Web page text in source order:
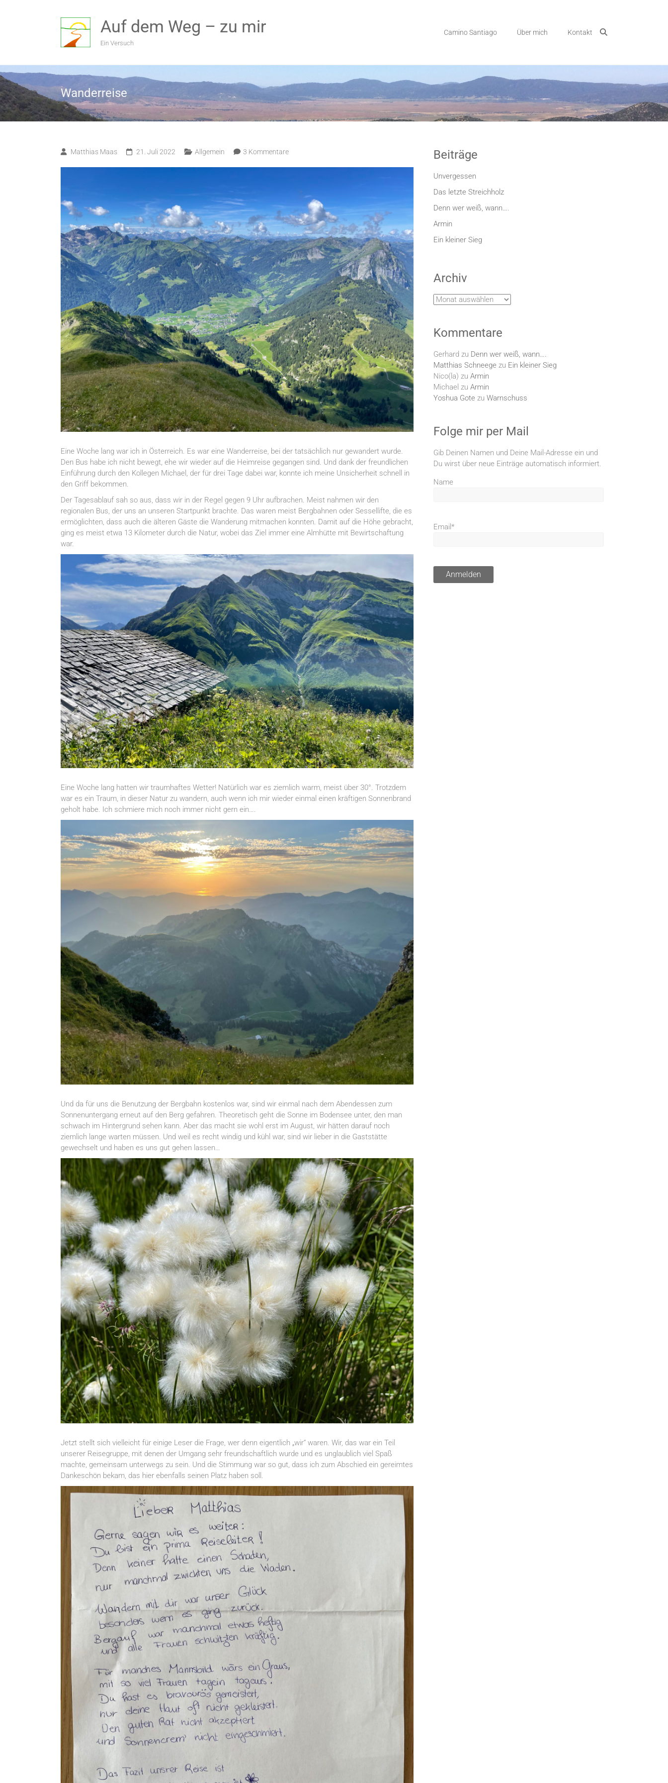
Auf dem Weg – zu mir
Ein Versuch
Camino Santiago Über mich Kontakt
Wanderreise
Matthias Maas 21. Juli 2022 Allgemein 3 Kommentare
Eine Woche lang war ich in Österreich. Es war eine Wanderreise, bei der tatsächlich nur gewandert wurde.
Den Bus habe ich nicht bewegt, ehe wir wieder auf die Heimreise gegangen sind. Und dank der freundlichen
Einführung durch den Kollegen Michael, der für drei Tage dabei war, konnte ich meine Unsicherheit schnell in
den Griff bekommen.
Der Tagesablauf sah so aus, dass wir in der Regel gegen 9 Uhr aufbrachen. Meist nahmen wir den
regionalen Bus, der uns an unseren Startpunkt brachte. Das waren meist Bergbahnen oder Sessellifte, die es
ermöglichten, dass auch die älteren Gäste die Wanderung mitmachen konnten. Damit auf die Höhe gebracht,
ging es meist etwa 13 Kilometer durch die Natur, wobei das Ziel immer eine Almhütte mit Bewirtschaftung
war.
Eine Woche lang hatten wir traumhaftes Wetter! Natürlich war es ziemlich warm, meist über 30°. Trotzdem
war es ein Traum, in dieser Natur zu wandern, auch wenn ich mir wieder einmal einen kräftigen Sonnenbrand
geholt habe. Ich schmiere mich noch immer nicht gern ein….
Und da für uns die Benutzung der Bergbahn kostenlos war, sind wir einmal nach dem Abendessen zum
Sonnenuntergang erneut auf den Berg gefahren. Theoretisch geht die Sonne im Bodensee unter, den man
schwach im Hintergrund sehen kann. Aber das macht sie wohl erst im August, wir hätten darauf noch
ziemlich lange warten müssen. Und weil es recht windig und kühl war, sind wir lieber in die Gaststätte
gewechselt und haben es uns gut gehen lassen…
Jetzt stellt sich vielleicht für einige Leser die Frage, wer denn eigentlich „wir“ waren. Wir, das war ein Teil
unserer Reisegruppe, mit denen der Umgang sehr freundschaftlich wurde und es unglaublich viel Spaß
machte, gemeinsam unterwegs zu sein. Und die Stimmung war so gut, dass ich zum Abschied ein gereimtes
Dankeschön bekam, das hier ebenfalls seinen Platz haben soll.
Beiträge
Unvergessen
Das letzte Streichholz
Denn wer weiß, wann….
Armin
Ein kleiner Sieg
Archiv
Archiv
Kommentare
Gerhard zu Denn wer weiß, wann….
Matthias Schneege zu Ein kleiner Sieg
Nico(la) zu Armin
Michael zu Armin
Yoshua Gote zu Warnschuss
Folge mir per Mail
Gib Deinen Namen und Deine Mail-Adresse ein und
Du wirst über neue Einträge automatisch informiert.
Name
Email*